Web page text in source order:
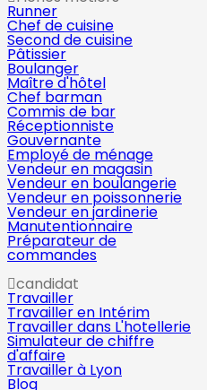
Runner
Chef de cuisine
Second de cuisine
Pâtissier
Boulanger
Maître d'hôtel
Chef barman
Commis de bar
Réceptionniste
Gouvernante
Employé de ménage
Vendeur en magasin
Vendeur en boulangerie
Vendeur en poissonnerie
Vendeur en jardinerie
Manutentionnaire
Préparateur de
commandes
candidat
Travailler
Travailler en Intérim
Travailler dans L'hotellerie
Simulateur de chiffre
d'affaire
Travailler à Lyon
Blog